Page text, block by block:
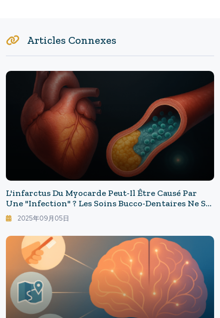
Articles Connexes
L'infarctus Du Myocarde Peut-Il Être Causé Par
Une "infection" ? Les Soins Bucco-Dentaires Ne Se
Limitent Pas Au Brossage : Une Barrière
Bactérienne Invisible Peut Être Le "dernier Coup
De Pouce".
2025年09月05日